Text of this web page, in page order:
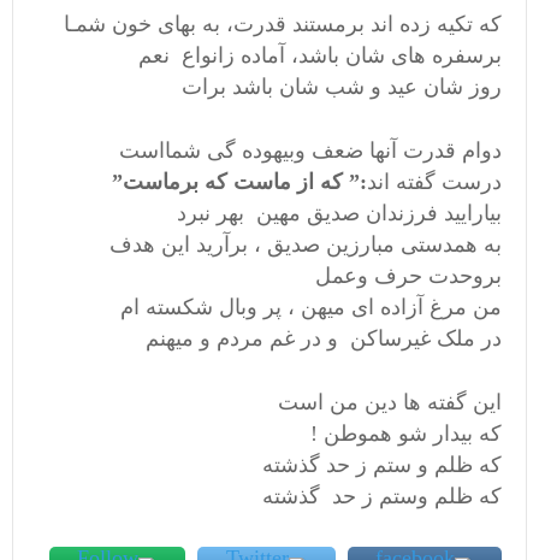
که تکیه زده اند برمستند قدرت، به بهای خون شمـا
برسفره های شان باشد، آماده زانواع نعم
روز شان عید و شب شان باشد برات
دوام قدرت آنها ضعف وبیهوده گی شمااست
درست گفته اند:” که از ماست که برماست”
بیارایید فرزندان صدیق مهین بهر نبرد
به همدستی مبارزین صدیق ، برآرید این هدف
بروحدت حرف وعمل
من مرغ آزاده ای میهن ، پر وبال شکسته ام
در ملک غیرساکن و در غم مردم و میهنم
این گفته ها دین من است
که بیدار شو هموطن !
که ظلم و ستم ز حد گذشته
که ظلم وستم ز حد گذشته